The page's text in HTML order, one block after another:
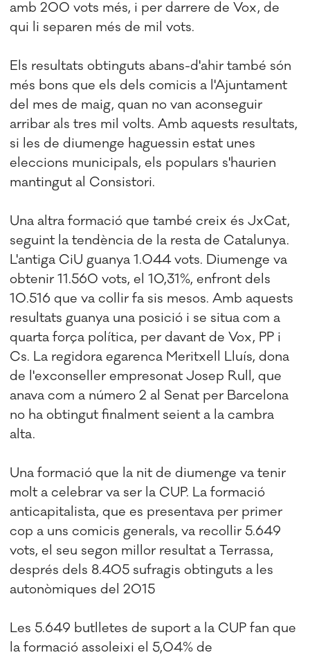
amb 200 vots més, i per darrere de Vox, de
qui li separen més de mil vots.
Els resultats obtinguts abans-d'ahir també són
més bons que els dels comicis a l'Ajuntament
del mes de maig, quan no van aconseguir
arribar als tres mil volts. Amb aquests resultats,
si les de diumenge haguessin estat unes
eleccions municipals, els populars s'haurien
mantingut al Consistori.
Una altra formació que també creix és JxCat,
seguint la tendència de la resta de Catalunya.
L'antiga CiU guanya 1.044 vots. Diumenge va
obtenir 11.560 vots, el 10,31%, enfront dels
10.516 que va collir fa sis mesos. Amb aquests
resultats guanya una posició i se situa com a
quarta força política, per davant de Vox, PP i
Cs. La regidora egarenca Meritxell Lluís, dona
de l'exconseller empresonat Josep Rull, que
anava com a número 2 al Senat per Barcelona
no ha obtingut finalment seient a la cambra
alta.
Una formació que la nit de diumenge va tenir
molt a celebrar va ser la CUP. La formació
anticapitalista, que es presentava per primer
cop a uns comicis generals, va recollir 5.649
vots, el seu segon millor resultat a Terrassa,
després dels 8.405 sufragis obtinguts a les
autonòmiques del 2015
Les 5.649 butlletes de suport a la CUP fan que
la formació assoleixi el 5,04% de